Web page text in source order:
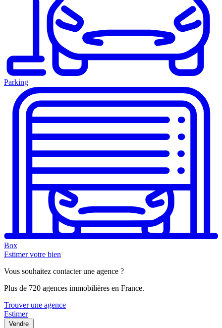
Parking
Box
Estimer votre bien
Vous souhaitez contacter une agence ?
Plus de 720 agences immobilières en France.
Trouver une agence
Estimer
Vendre